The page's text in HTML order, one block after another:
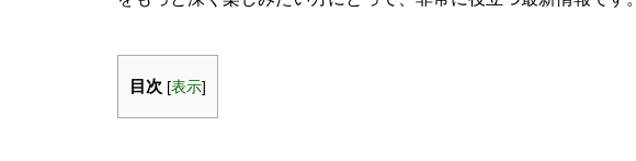
目次 [表示]